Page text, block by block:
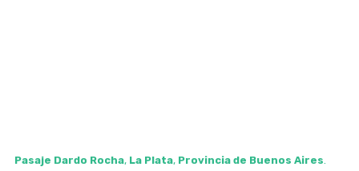
Pasaje Dardo Rocha, La Plata, Provincia de Buenos Aires